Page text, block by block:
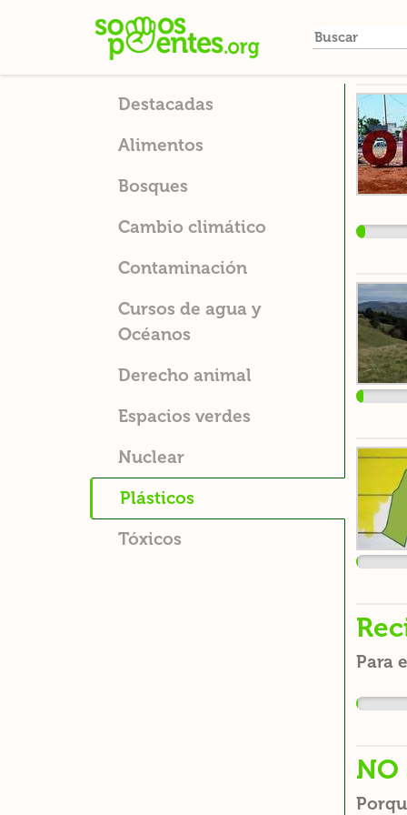
principal
Destacadas
Alimentos
Bosques
Cambio climático
Contaminación
Cursos de agua y
Océanos
Derecho animal
Espacios verdes
Nuclear
Plásticos
Tóxicos
Para